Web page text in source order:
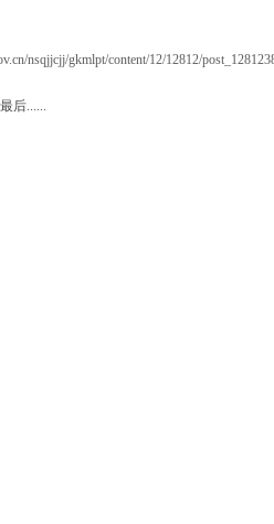
nsqjjcjj/gkmlpt/content/12/12812/
后......